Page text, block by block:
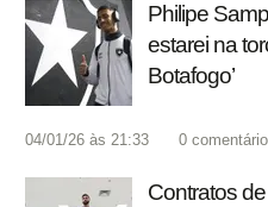
Philipe
estarei na
Botafogo’
04/01/26 às 21:33 0
Contratos